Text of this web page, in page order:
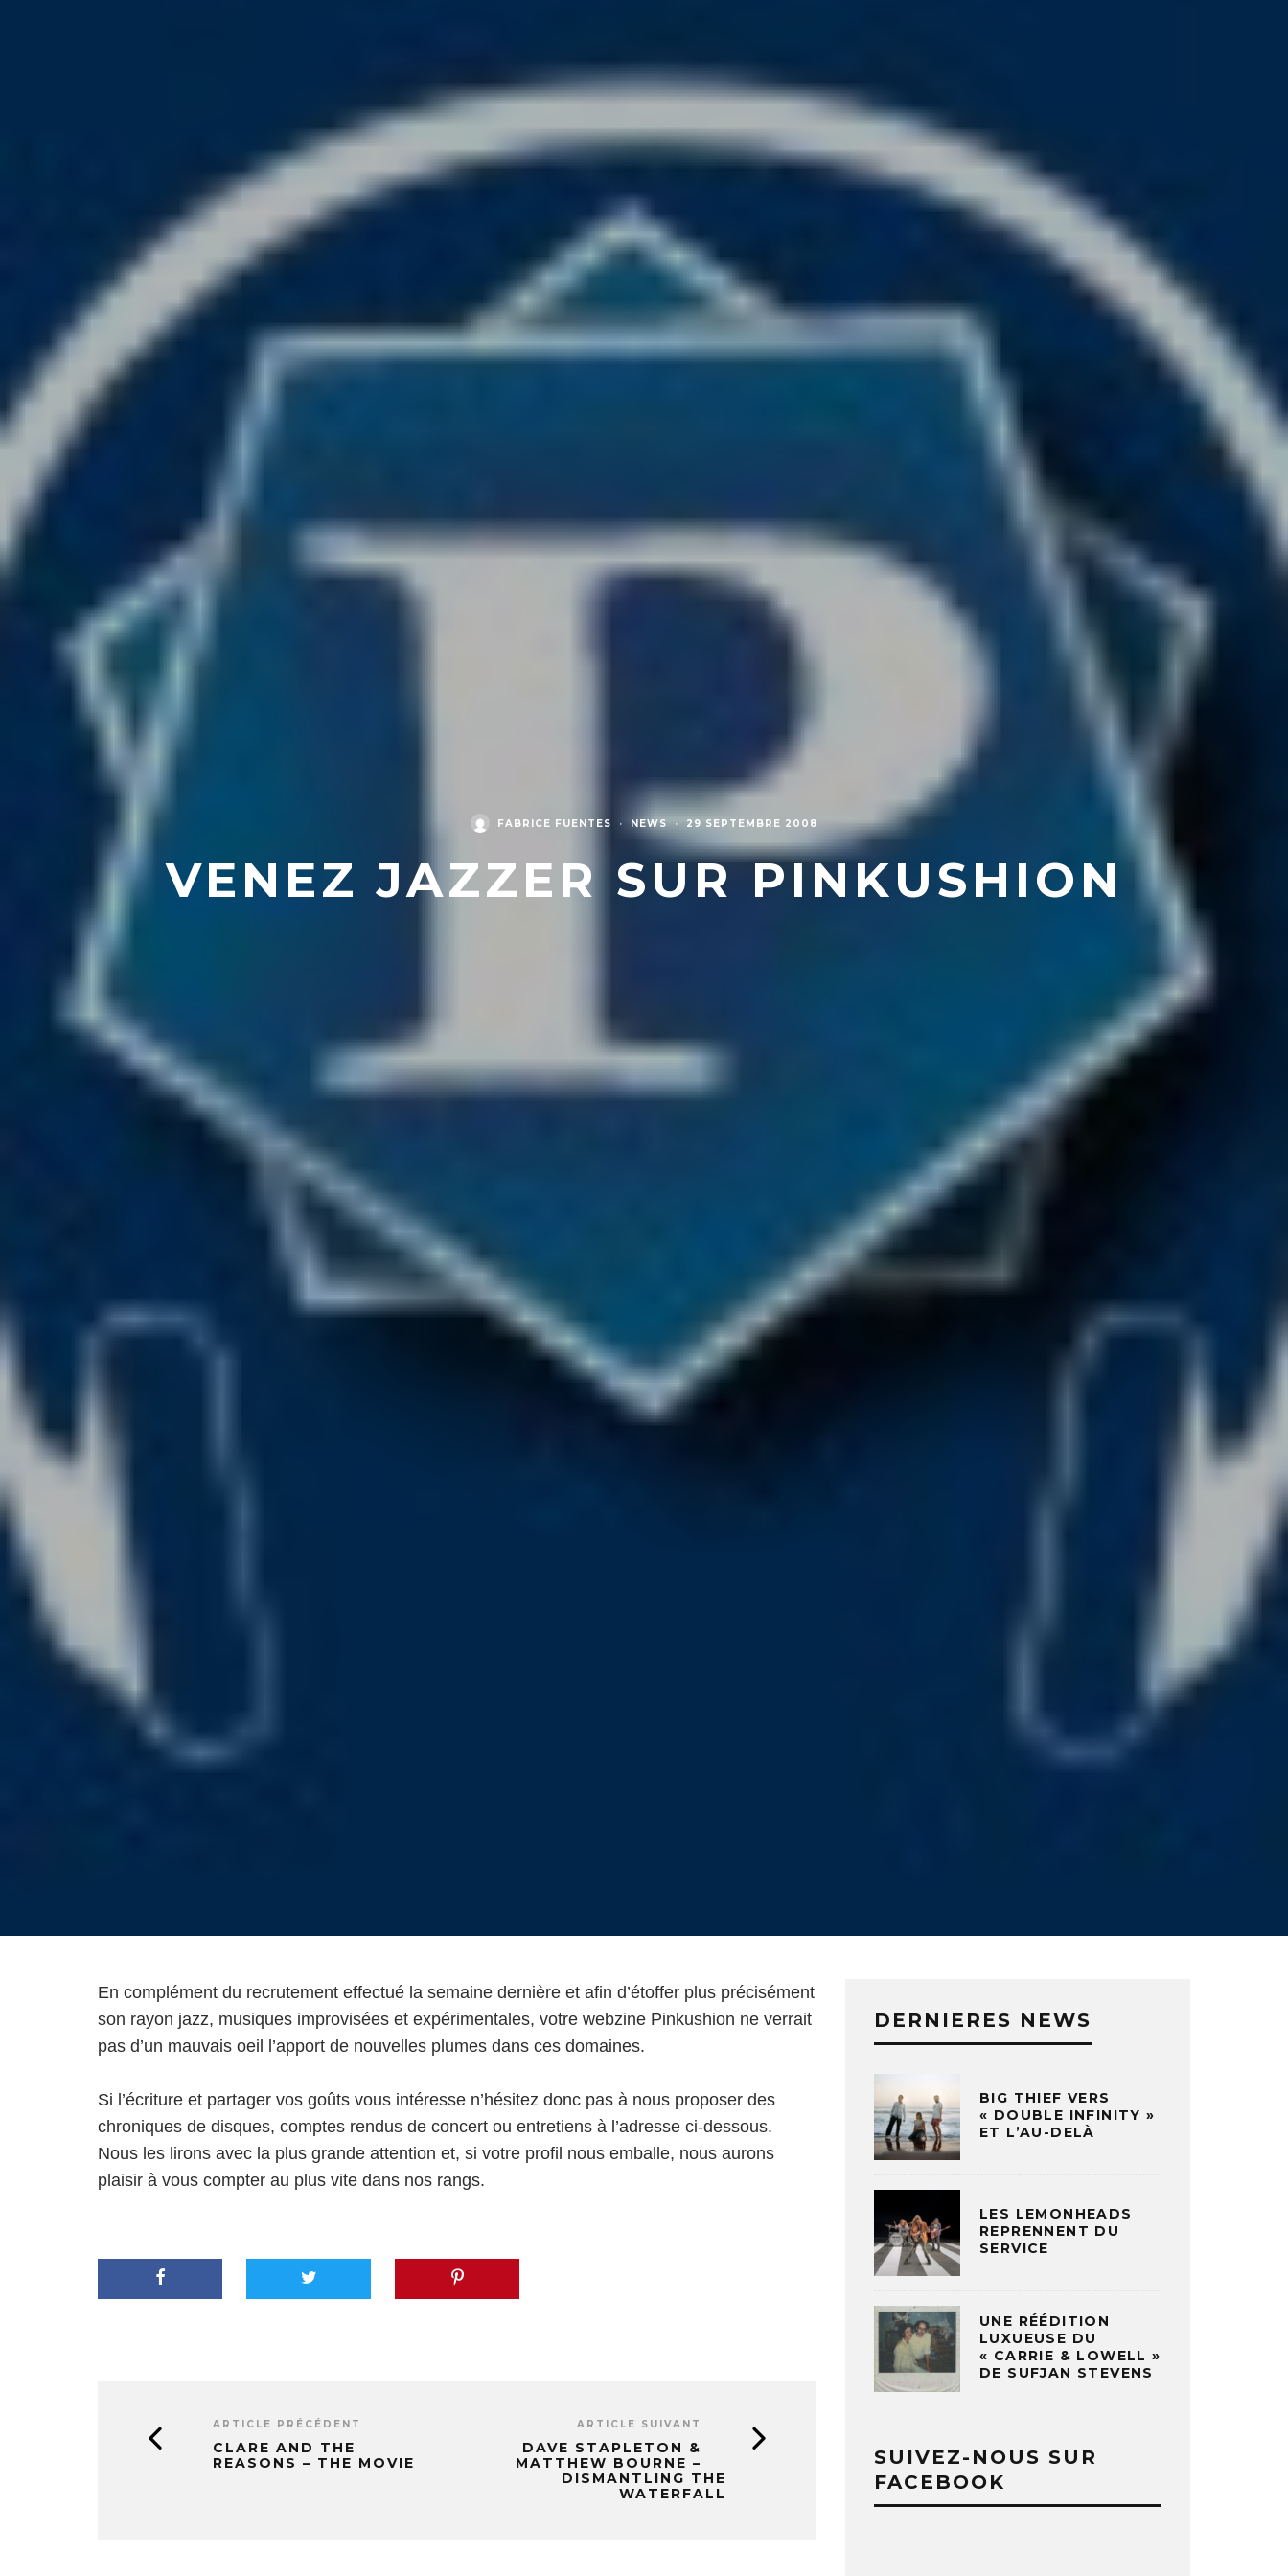
FABRICE FUENTES · NEWS · 29 SEPTEMBRE 2008
VENEZ JAZZER SUR PINKUSHION
En complément du recrutement effectué la semaine dernière et afin d’étoffer plus précisément
son rayon jazz, musiques improvisées et expérimentales, votre webzine Pinkushion ne verrait
pas d’un mauvais oeil l’apport de nouvelles plumes dans ces domaines.
Si l’écriture et partager vos goûts vous intéresse n’hésitez donc pas à nous proposer des
chroniques de disques, comptes rendus de concert ou entretiens à l’adresse ci-dessous.
Nous les lirons avec la plus grande attention et, si votre profil nous emballe, nous aurons
plaisir à vous compter au plus vite dans nos rangs.
ARTICLE PRÉCÉDENT
CLARE AND THE
REASONS – THE MOVIE
ARTICLE SUIVANT
DAVE STAPLETON &
MATTHEW BOURNE –
DISMANTLING THE
WATERFALL
DERNIERES NEWS
BIG THIEF VERS
« DOUBLE INFINITY »
ET L’AU-DELÀ
LES LEMONHEADS
REPRENNENT DU
SERVICE
UNE RÉÉDITION
LUXUEUSE DU
« CARRIE & LOWELL »
DE SUFJAN STEVENS
SUIVEZ-NOUS SUR
FACEBOOK